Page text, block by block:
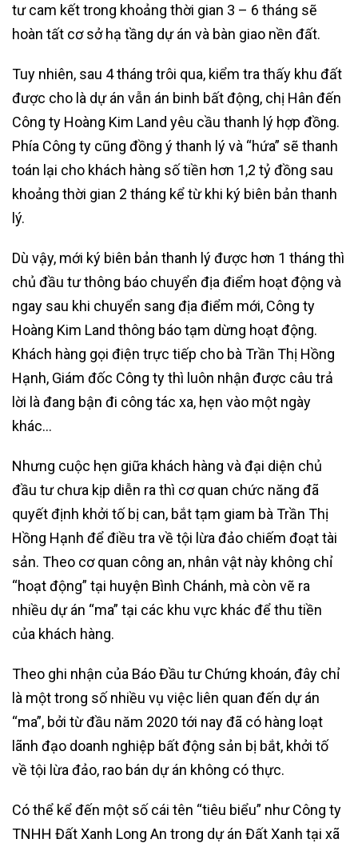
tư cam kết trong khoảng thời gian 3 – 6 tháng sẽ
hoàn tất cơ sở hạ tầng dự án và bàn giao nền đất.
Tuy nhiên, sau 4 tháng trôi qua, kiểm tra thấy khu đất
được cho là dự án vẫn án binh bất động, chị Hân đến
Công ty Hoàng Kim Land yêu cầu thanh lý hợp đồng.
Phía Công ty cũng đồng ý thanh lý và “hứa” sẽ thanh
toán lại cho khách hàng số tiền hơn 1,2 tỷ đồng sau
khoảng thời gian 2 tháng kể từ khi ký biên bản thanh
lý.
Dù vậy, mới ký biên bản thanh lý được hơn 1 tháng thì
chủ đầu tư thông báo chuyển địa điểm hoạt động và
ngay sau khi chuyển sang địa điểm mới, Công ty
Hoàng Kim Land thông báo tạm dừng hoạt động.
Khách hàng gọi điện trực tiếp cho bà Trần Thị Hồng
Hạnh, Giám đốc Công ty thì luôn nhận được câu trả
lời là đang bận đi công tác xa, hẹn vào một ngày
khác…
Nhưng cuộc hẹn giữa khách hàng và đại diện chủ
đầu tư chưa kịp diễn ra thì cơ quan chức năng đã
quyết định khởi tố bị can, bắt tạm giam bà Trần Thị
Hồng Hạnh để điều tra về tội lừa đảo chiếm đoạt tài
sản. Theo cơ quan công an, nhân vật này không chỉ
“hoạt động” tại huyện Bình Chánh, mà còn vẽ ra
nhiều dự án “ma” tại các khu vực khác để thu tiền
của khách hàng.
Theo ghi nhận của Báo Đầu tư Chứng khoán, đây chỉ
là một trong số nhiều vụ việc liên quan đến dự án
“ma”, bởi từ đầu năm 2020 tới nay đã có hàng loạt
lãnh đạo doanh nghiệp bất động sản bị bắt, khởi tố
về tội lừa đảo, rao bán dự án không có thực.
Có thể kể đến một số cái tên “tiêu biểu” như Công ty
TNHH Đất Xanh Long An trong dự án Đất Xanh tại xã